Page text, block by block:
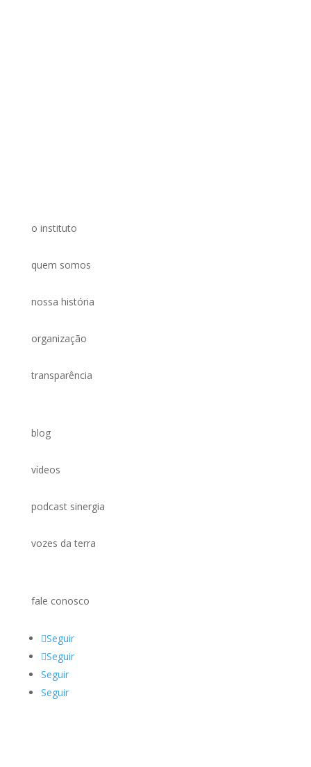
o instituto
quem somos
nossa história
organização
transparência
blog
vídeos
podcast sinergia
vozes da terra
fale conosco
Seguir
Seguir
Seguir
Seguir